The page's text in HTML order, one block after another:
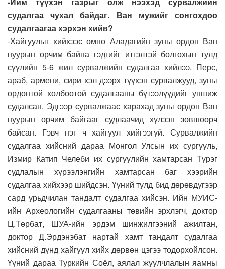
судалгаа чухал байдаг. Ван мужийг сонгохдоо
судалгаагаа хэрхэн хийв?
-Хайгуулыг хийхээс өмнө Аладагийн зуны ордон Ван
нуурын орчим байна гэдгийг итгэлтэй болгохын тулд
сүүлийн 5-6 жил сурвалжийн судалгаа хийлээ. Перс,
араб, армени, сири хэл дээрх түүхэн сурвалжууд, зуны
ордонтой холбоотой судалгааны бүтээлүүдийг уншиж
судалсан. Эдгээр сурвалжаас харахад зуны ордон Ван
нуурын орчим байгааг судлаачид хүлээн зөвшөөрч
байсан. Гэвч нэг ч хайгуул хийгээгүй. Сурвалжийн
судалгаа хийсний дараа Монгол Улсын их сургууль,
Измир Катип Челеби их сургуулийн хамтарсан Түрэг
судлалын хүрээлэнгийн хамтарсан баг хээрийн
судалгаа хийхээр шийдсэн. Үүний тулд бид дөрөвдүгээр
сард урьдчилан тандалт судалгаа хийсэн. Ийн МУИС-
ийн Археологийн судалгааны төвийн эрхлэгч, доктор
Ц.Төрбат, ШУА-ийн эрдэм шинжилгээний ажилтан,
доктор Д.Эрдэнэбат нартай хамт тандалт судалгаа
хийсний дүнд хайгуул хийх дөрвөн цэгээ тодорхойлсон.
Үүний дараа Туркийн Соёл, аялал жуулчлалын яамны